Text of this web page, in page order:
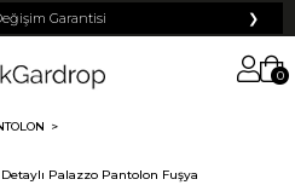
+12 Taksit İmkanı! ❯
0
Palazzo Pantolon Fuşya